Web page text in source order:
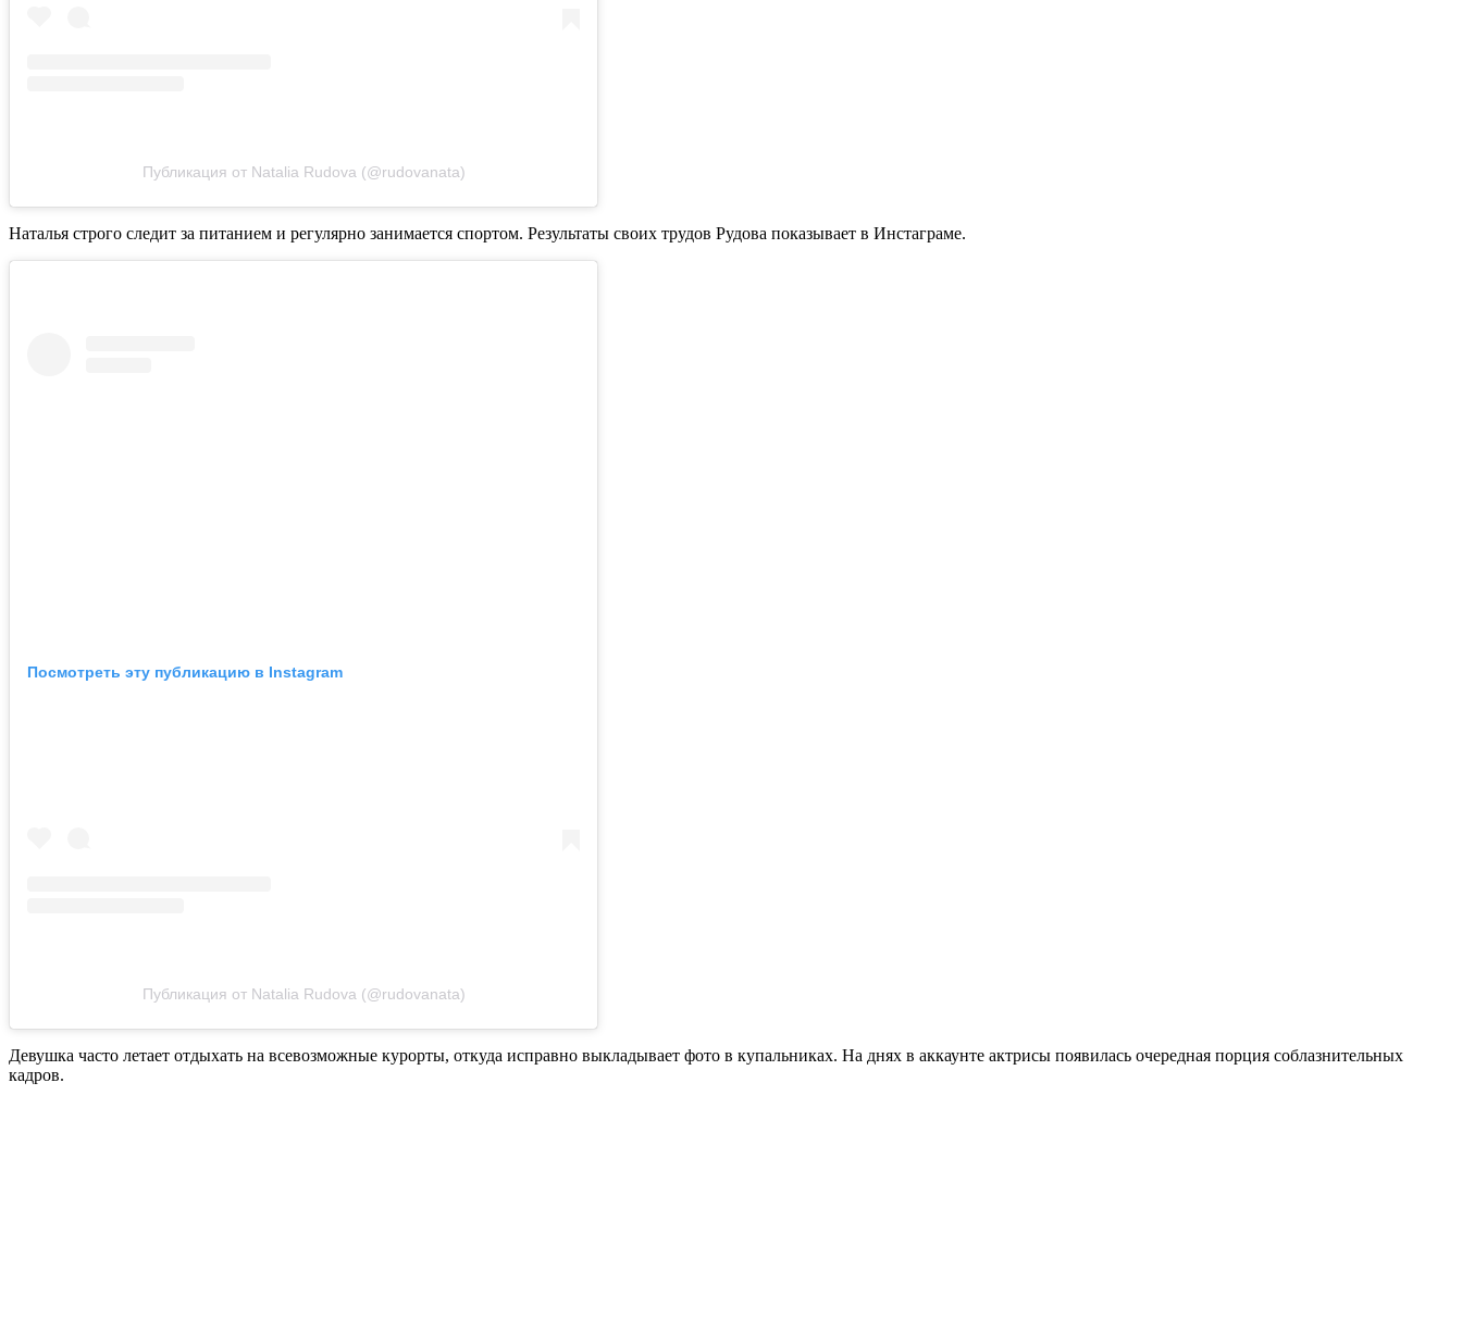
Публикация от Natalia Rudova (@rudovanata)
Наталья строго следит за питанием и регулярно занимается спортом. Результаты своих трудов Рудова показывает в Инстаграме.
Посмотреть эту публикацию в Instagram
Публикация от Natalia Rudova (@rudovanata)
Девушка часто летает отдыхать на всевозможные курорты, откуда исправно выкладывает фото в купальниках. На днях в аккаунте актрисы появилась очередная порция соблазнительных
кадров.